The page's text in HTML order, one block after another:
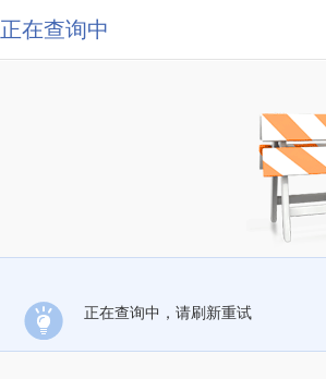
正在查询中
正在查询中，请刷新重试